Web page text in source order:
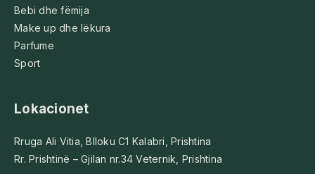
Bebi dhe fëmija
Make up dhe lëkura
Parfume
Sport
Lokacionet
Rruga Ali Vitia, Blloku C1 Kalabri, Prishtina
Rr. Prishtinë – Gjilan nr.34 Veternik, Prishtina